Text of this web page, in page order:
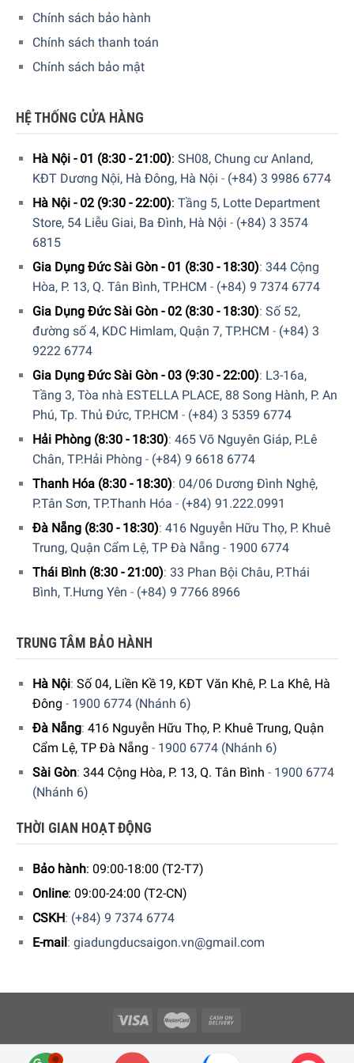
Màn hình cảm ứng TFT hiển thị sắc nét
Máy pha Cafe Smeg được trang bị màn hình cảm ứng TFT
rộng 4,3” hiển thị sắc nét kết hợp hệ thống đèn LED, giúp
bạn dễ dàng sử dụng, xóa bỏ nỗi lo không biết cách dùng
máy pha Cafe. Màn hình máy hiển thị sẵn nhiều chức năng
và có thể thiết lập tới 6 hồ sơ người dùng khác nhau để ghi
nhớ đồ uống yêu thích của từng thành viên trong gia đình.
Hoạt động yên tĩnh
Máy pha Cafe này được hãng công bố là một trong số
những máy có độ ồn thấp nhất trên thị trường, độ ồn của
máy giảm 20% so với các dòng máy trước đó. Điều này
mang lại không gian yên tĩnh, tránh ảnh hưởng đến giấc
ngủ của các thành viên trong gia đình.
Chính sách bảo hành
Chính sách thanh toán
Chính sách bảo mật
HỆ THỐNG CỬA HÀNG
Hà Nội - 01 (8:30 - 21:00): SH08, Chung cư Anland,
KĐT Dương Nội, Hà Đông, Hà Nội - (+84) 3 9986 6774
Hà Nội - 02 (9:30 - 22:00): Tầng 5, Lotte Department
Store, 54 Liễu Giai, Ba Đình, Hà Nội - (+84) 3 3574
6815
Gia Dụng Đức Sài Gòn - 01 (8:30 - 18:30): 344 Cộng
Hòa, P. 13, Q. Tân Bình, TP.HCM - (+84) 9 7374 6774
Gia Dụng Đức Sài Gòn - 02 (8:30 - 18:30): Số 52,
đường số 4, KDC Himlam, Quận 7, TP.HCM - (+84) 3
9222 6774
Gia Dụng Đức Sài Gòn - 03 (9:30 - 22:00): L3-16a,
Tầng 3, Tòa nhà ESTELLA PLACE, 88 Song Hành, P. An
Phú, Tp. Thủ Đức, TP.HCM - (+84) 3 5359 6774
Hải Phòng (8:30 - 18:30): 465 Võ Nguyên Giáp, P.Lê
Chân, TP.Hải Phòng - (+84) 9 6618 6774
Thanh Hóa (8:30 - 18:30): 04/06 Dương Đình Nghệ,
P.Tân Sơn, TP.Thanh Hóa - (+84) 91.222.0991
Đà Nẵng (8:30 - 18:30): 416 Nguyễn Hữu Thọ, P. Khuê
Trung, Quận Cẩm Lệ, TP Đà Nẵng - 1900 6774
Thái Bình (8:30 - 21:00): 33 Phan Bội Châu, P.Thái
Bình, T.Hưng Yên - (+84) 9 7766 8966
TRUNG TÂM BẢO HÀNH
Hà Nội: Số 04, Liền Kề 19, KĐT Văn Khê, P. La Khê, Hà
Đông - 1900 6774 (Nhánh 6)
Đà Nẵng: 416 Nguyễn Hữu Thọ, P. Khuê Trung, Quận
Cẩm Lệ, TP Đà Nẵng - 1900 6774 (Nhánh 6)
Sài Gòn: 344 Cộng Hòa, P. 13, Q. Tân Bình - 1900 6774
(Nhánh 6)
THỜI GIAN HOẠT ĐỘNG
Bảo hành: 09:00-18:00 (T2-T7)
Online: 09:00-24:00 (T2-CN)
CSKH: (+84) 9 7374 6774
E-mail : giadungducsaigon.vn@gmail.com
Copyright 2026 © Công ty Cổ phần Minh Housewares - ĐKKD số